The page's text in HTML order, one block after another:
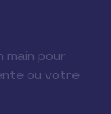
pour
ou votre